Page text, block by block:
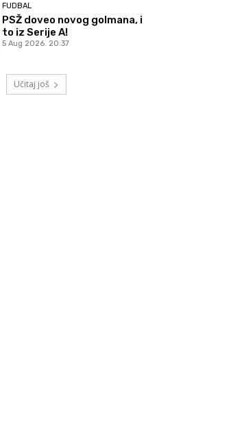
FUDBAL
PSŽ doveo novog golmana, i
to iz Serije A!
5 Aug 2026. 20:37
Učitaj još